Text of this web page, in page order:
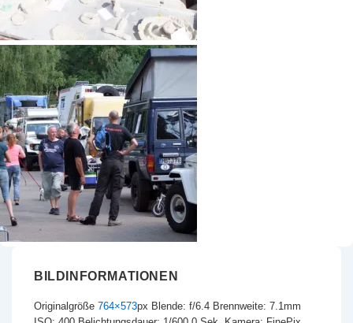
BILDINFORMATIONEN
Originalgröße 764×573px Blende: f/6.4 Brennweite: 7.1mm